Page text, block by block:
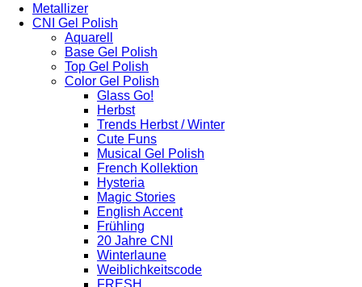
Metallizer
CNI Gel Polish
Aquarell
Base Gel Polish
Top Gel Polish
Color Gel Polish
Glass Go!
Herbst
Trends Herbst / Winter
Cute Funs
Musical Gel Polish
French Kollektion
Hysteria
Magic Stories
English Accent
Frühling
20 Jahre CNI
Winterlaune
Weiblichkeitscode
FRESH